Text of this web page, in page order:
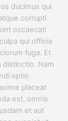
ducimus qui
corrupti
occaecati
qui officia
fuga. Et
distinctio. Nam
optio
placeat
est, omnis
et aut